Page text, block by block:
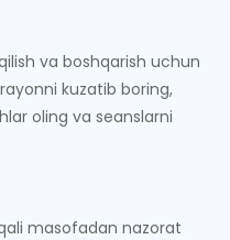
va boshqarish uchun
kuzatib boring,
oling va seanslarni
masofadan nazorat